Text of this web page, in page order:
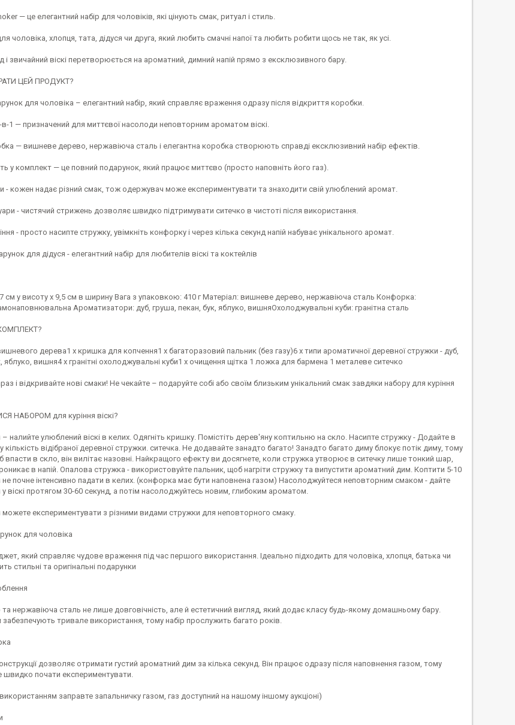
— це елегантний набір для чоловіків, які цінують смак, ритуал і стиль.
чоловіка, хлопця, тата, дідуся чи друга, який любить смачні напої та любить робити щось не так, як усі.
і звичайний віскі перетворюється на ароматний, димний напій прямо з ексклюзивного бару.
ЦЕЙ ПРОДУКТ?
для чоловіка – елегантний набір, який справляє враження одразу після відкриття коробки.
в-1 — призначений для миттєвої насолоди неповторним ароматом віскі.
— вишневе дерево, нержавіюча сталь і елегантна коробка створюють справді ексклюзивний набір ефектів.
у комплект — це повний подарунок, який працює миттєво (просто наповніть його газ).
- кожен надає різний смак, тож одержувач може експериментувати та знаходити свій улюблений аромат.
- чистячий стрижень дозволяє швидко підтримувати ситечко в чистоті після використання.
- просто насипте стружку, увімкніть конфорку і через кілька секунд напій набуває унікального аромат.
для дідуся - елегантний набір для любителів віскі та коктейлів
см у висоту х 9,5 см в ширину Вага з упаковкою: 410 г Матеріал: вишневе дерево, нержавіюча сталь Конфорка:
Ароматизатори: дуб, груша, пекан, бук, яблуко, вишняОхолоджувальні куби: гранітна сталь
дерева1 x кришка для копчення1 x багаторазовий пальник (без газу)6 x типи ароматичної деревної стружки - дуб,
яблуко, вишня4 x гранітні охолоджувальні куби1 x очищення щітка 1 ложка для бармена 1 металеве ситечко
і відкривайте нові смаки! Не чекайте – подаруйте собі або своїм близьким унікальний смак завдяки набору для куріння
НАБОРОМ для куріння віскі?
– налийте улюблений віскі в келих. Одягніть кришку. Помістіть дерев'яну коптильню на скло. Насипте стружку - Додайте в
кількість відібраної деревної стружки. ситечка. Не додавайте занадто багато! Занадто багато диму блокує потік диму, тому
впасти в скло, він вилітає назовні. Найкращого ефекту ви досягнете, коли стружка утворює в ситечку лише тонкий шар,
в напій. Опалова стружка - використовуйте пальник, щоб нагріти стружку та випустити ароматний дим. Коптити 5-10
не почне інтенсивно падати в келих. (конфорка має бути наповнена газом) Насолоджуйтеся неповторним смаком - дайте
віскі протягом 30-60 секунд, а потім насолоджуйтесь новим, глибоким ароматом.
можете експериментувати з різними видами стружки для неповторного смаку.
для чоловіка
який справляє чудове враження під час першого використання. Ідеально підходить для чоловіка, хлопця, батька чи
стильні та оригінальні подарунки
нержавіюча сталь не лише довговічність, але й естетичний вигляд, який додає класу будь-якому домашньому бару.
забезпечують тривале використання, тому набір прослужить багато років.
дозволяє отримати густий ароматний дим за кілька секунд. Він працює одразу після наповнення газом, тому
почати експериментувати.
заправте запальничку газом, газ доступний на нашому іншому аукціоні)